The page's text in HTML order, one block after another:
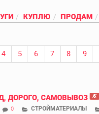
КУПЛЮ ПРОДАМ
4 5 6 7 8 9
ДОРОГО, САМОВЫВОЗ
0 СТРОЙМАТЕРИАЛЫ